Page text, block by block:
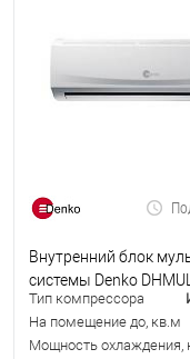
Внутренний блок
системы Denko
Тип компрессора
На помещение до, кв.м
Мощность охлаждения,